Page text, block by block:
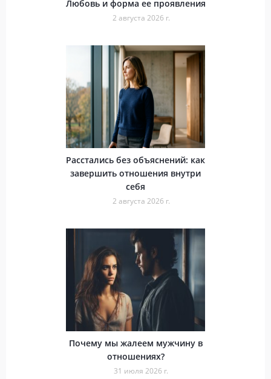
Любовь и форма ее проявления
2 августа 2026 г.
Расстались без объяснений: как
завершить отношения внутри
себя
2 августа 2026 г.
Почему мы жалеем мужчину в
отношениях?
31 июля 2026 г.